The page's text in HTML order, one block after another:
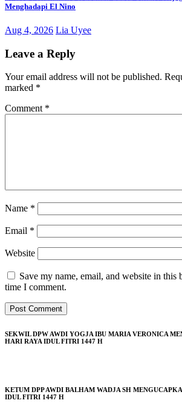
Menghadapi El Nino
Aug 4, 2026 Lia Uyee
Leave a Reply
Your email address will not be published.
marked *
Comment *
Name *
Email *
Website
Save my name, email, and website in this
time I comment.
SEKWIL DPW AWDI YOGJA IBU MARIA VERONICA
HARI RAYA IDUL FITRI 1447 H
KETUM DPP AWDI BALHAM WADJA SH
IDUL FITRI 1447 H